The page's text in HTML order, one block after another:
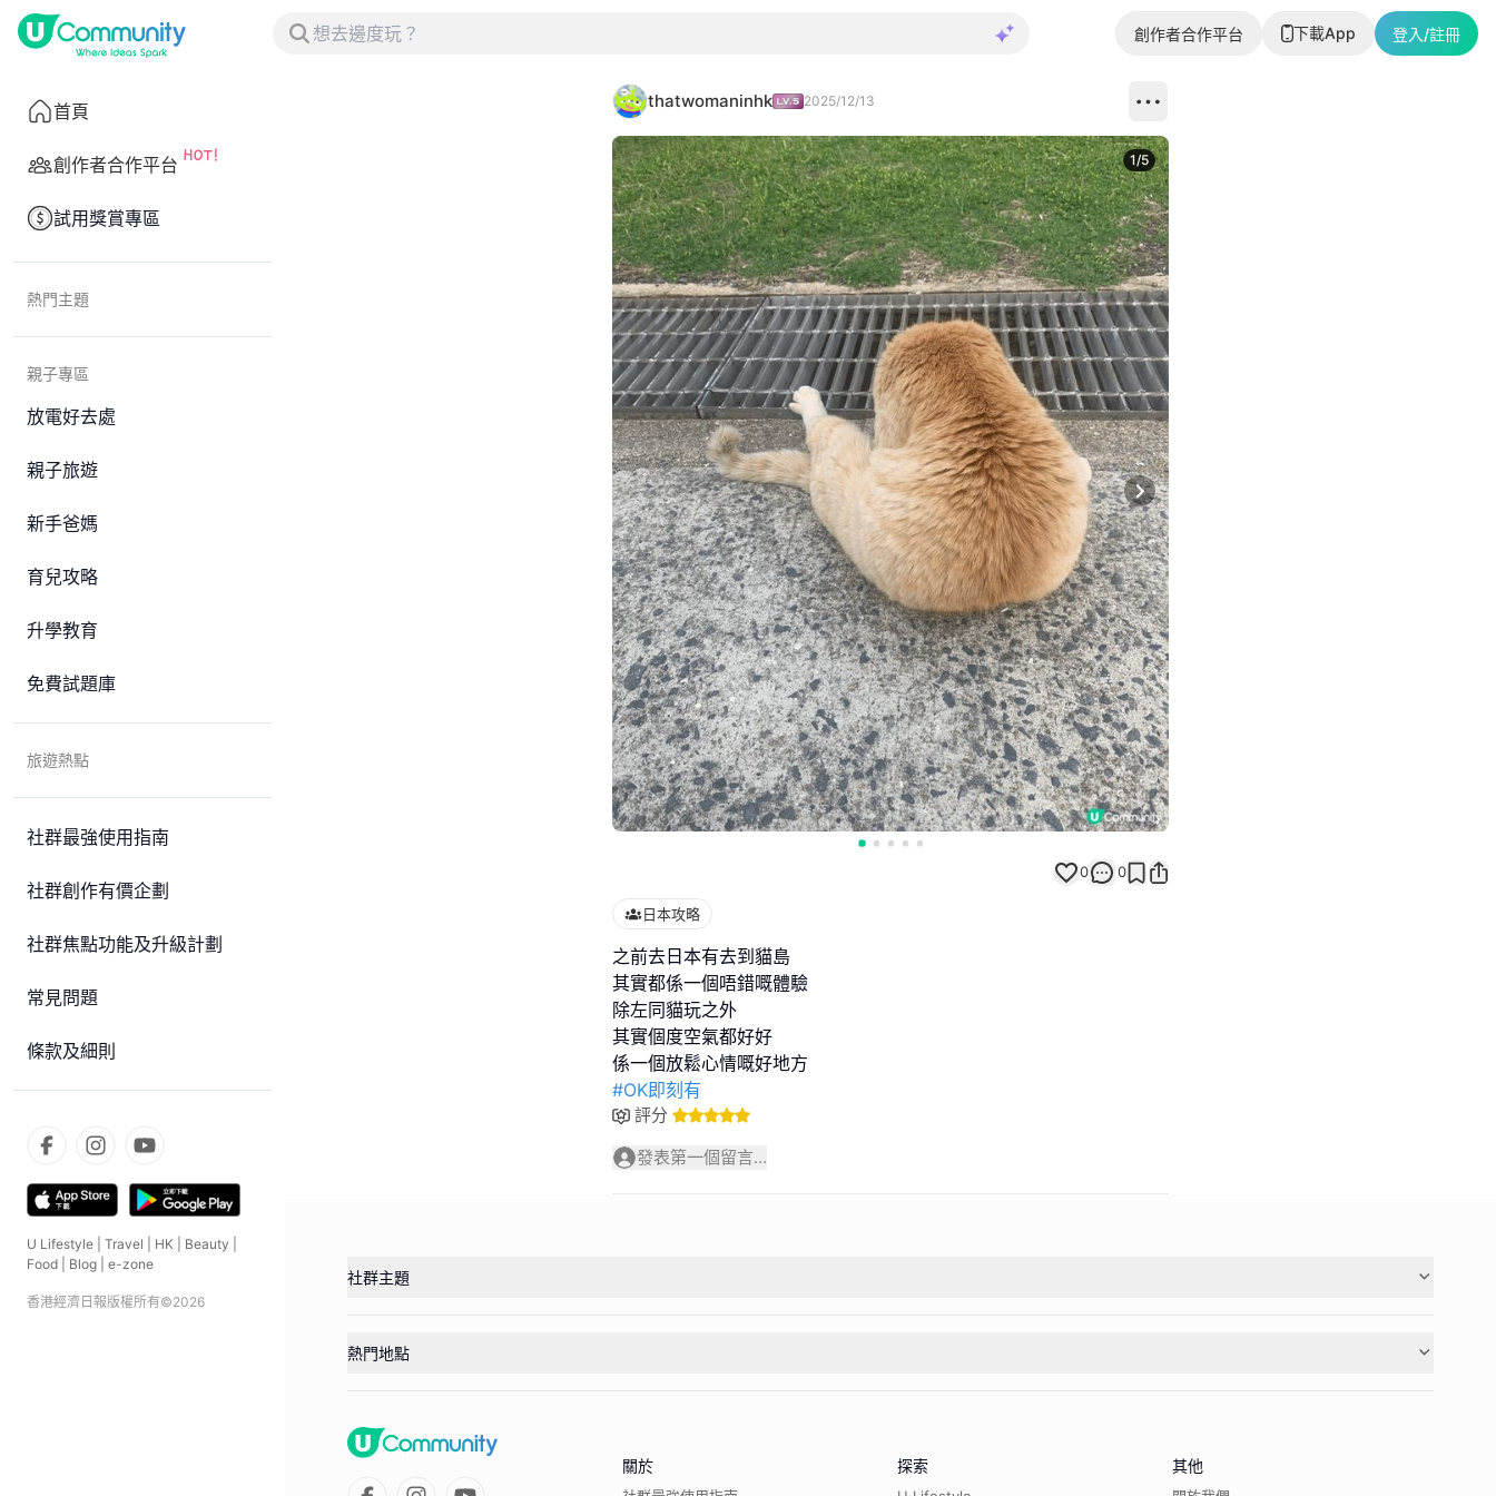
創作者合作平台 下載App 登入/註冊
首頁
創作者合作平台
試用獎賞專區
熱門主題
親子專區
放電好去處
親子旅遊
新手爸媽
育兒攻略
升學教育
免費試題庫
旅遊熱點
社群最強使用指南
社群創作有價企劃
社群焦點功能及升級計劃
常見問題
條款及細則
U Lifestyle Travel HK Beauty
Food
Blog e-zone
香港經濟日報版權所有©2026
thatwomaninhk 2025/12/13
Next slide
1/5
0 0
日本攻略
之前去日本有去到貓島
其實都係一個唔錯嘅體驗
除左同貓玩之外
其實個度空氣都好好
#OK即刻有
評分
發表第一個留言...
社群主題
熱門地點
關於 探索 其他